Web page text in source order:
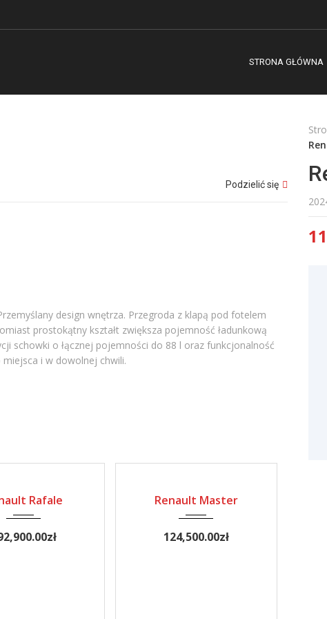
STRONA GŁÓWNA
Podzielić się
design wnętrza. Przegroda z klapą pod fotelem
prostokątny kształt zwiększa pojemność ładunkową
schowki o łącznej pojemności do 88 l oraz funkcjonalność
i w dowolnej chwili.
Rafale
zł
Renault Master
124,500.00zł